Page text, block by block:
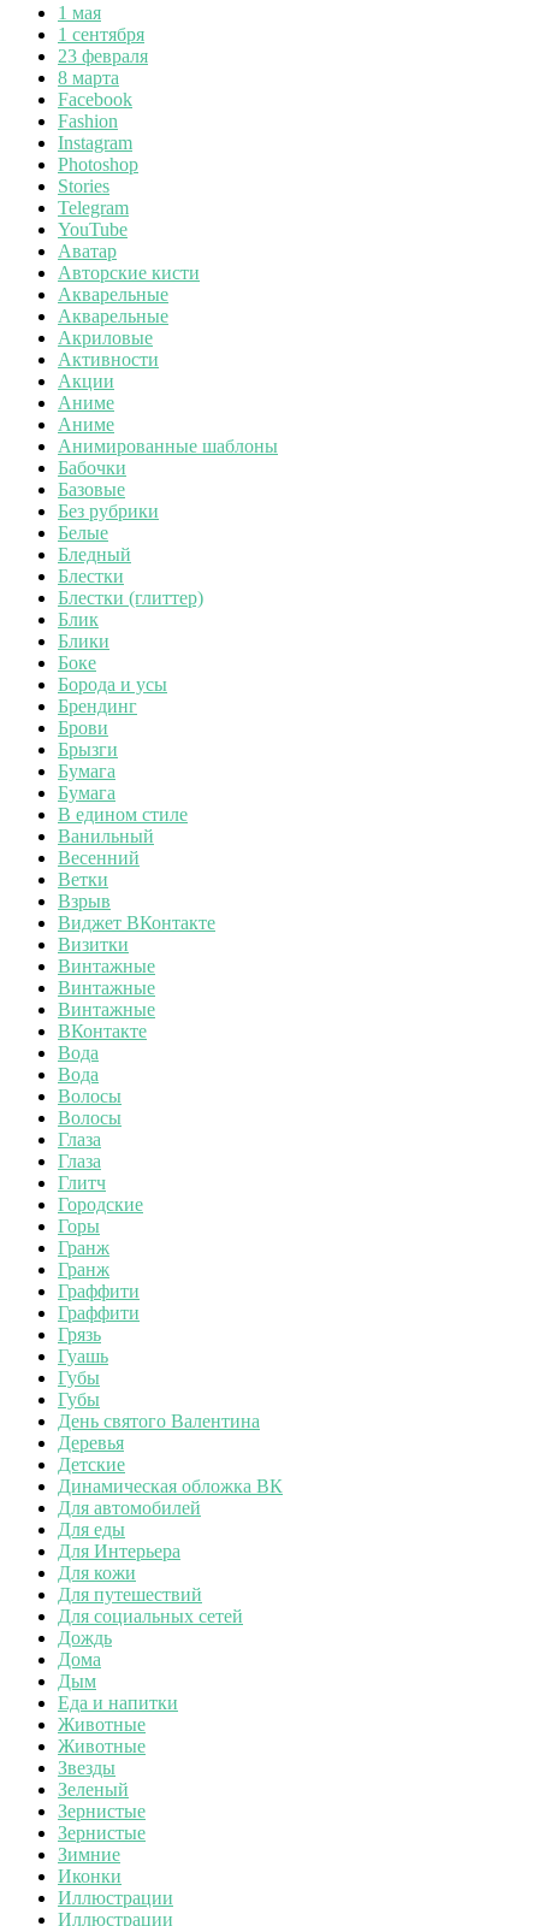
1 мая
1 сентября
23 февраля
8 марта
Facebook
Fashion
Instagram
Photoshop
Stories
Telegram
YouTube
Аватар
Авторские кисти
Акварельные
Акварельные
Акриловые
Активности
Акции
Аниме
Аниме
Анимированные шаблоны
Бабочки
Базовые
Без рубрики
Белые
Бледный
Блестки
Блестки (глиттер)
Блик
Блики
Боке
Борода и усы
Брендинг
Брови
Брызги
Бумага
Бумага
В едином стиле
Ванильный
Весенний
Ветки
Взрыв
Виджет ВКонтакте
Визитки
Винтажные
Винтажные
Винтажные
ВКонтакте
Вода
Вода
Волосы
Волосы
Глаза
Глаза
Глитч
Городские
Горы
Гранж
Гранж
Граффити
Граффити
Грязь
Гуашь
Губы
Губы
День святого Валентина
Деревья
Детские
Динамическая обложка ВК
Для автомобилей
Для еды
Для Интерьера
Для кожи
Для путешествий
Для социальных сетей
Дождь
Дома
Дым
Еда и напитки
Животные
Животные
Звезды
Зеленый
Зернистые
Зернистые
Зимние
Иконки
Иллюстрации
Иллюстрации